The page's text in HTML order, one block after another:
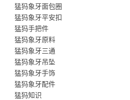
猛犸象牙面包圈
猛犸象牙平安扣
猛犸手把件
猛犸象牙原料
猛犸象牙三通
猛犸象牙吊坠
猛犸象牙手饰
猛犸象牙配件
猛犸知识